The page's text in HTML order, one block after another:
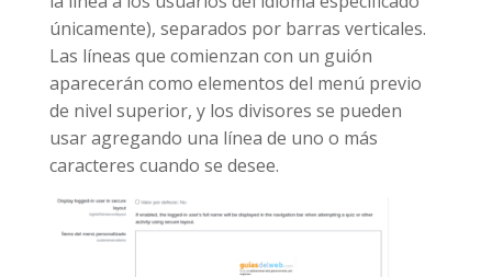
únicamente), separados por barras verticales.
Las líneas que comienzan con un guión
aparecerán como elementos del menú previo
de nivel superior, y los divisores se pueden
usar agregando una línea de uno o más
caracteres cuando se desee.